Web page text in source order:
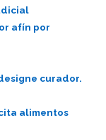
afín por
curador.
alimentos